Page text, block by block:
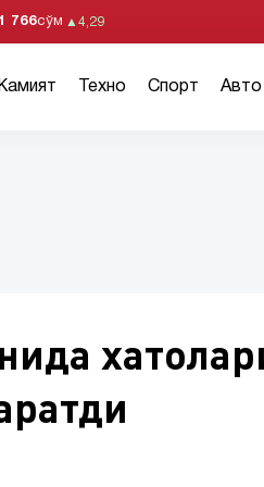
766сўм ▲ 4,29
Техно Спорт Авто